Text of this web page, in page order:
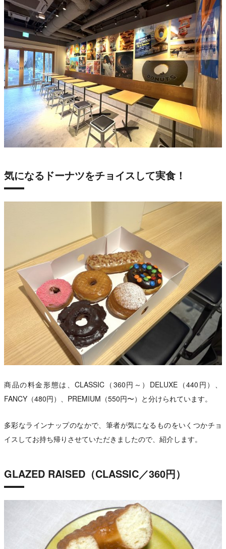
気になるドーナツをチョイスして実食！
商品の料金形態は、CLASSIC（360円～）DELUXE（440円）、
FANCY（480円）、PREMIUM（550円〜）と分けられています。
多彩なラインナップのなかで、筆者が気になるものをいくつかチョ
イスしてお持ち帰りさせていただきましたので、紹介します。
GLAZED RAISED（CLASSIC／360円）